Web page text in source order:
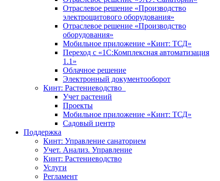
Отраслевое решение «Производство
электрощитового оборудования»
Отраслевое решение «Производство
оборудования»
Мобильное приложение «Кинт: ТСД»
Переход с «1С:Комплексная автоматизация
1.1»
Облачное решение
Электронный документооборот
Кинт: Растениеводство
Учет растений
Проекты
Мобильное приложение «Кинт: ТСД»
Садовый центр
Поддержка
Кинт: Управление санаторием
Учет. Анализ. Управление
Кинт: Растениеводство
Услуги
Регламент